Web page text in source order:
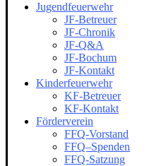
Jugendfeuerwehr
JF-Betreuer
JF-Chronik
JF-Q&A
JF-Bochum
JF-Kontakt
Kinderfeuerwehr
KF-Betreuer
KF-Kontakt
Förderverein
FFQ-Vorstand
FFQ–Spenden
FFQ-Satzung